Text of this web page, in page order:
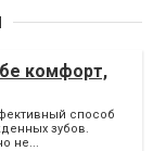
комфорт,
способ
зубов.
не...